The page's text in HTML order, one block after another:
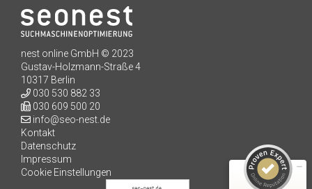
nest online GmbH © 2023
Gustav-Holzmann-Straße 4
10317 Berlin
030 530 882 33
030 609 500 20
info@seo-nest.de
Kontakt
Datenschutz
Impressum
Cookie Einstellungen
198
Bewertungen auf
Bewertungen von 3